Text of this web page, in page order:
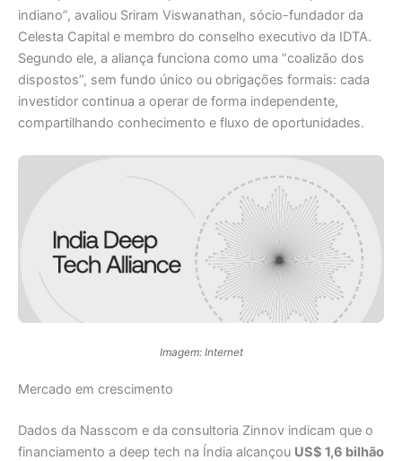
indiano”, avaliou Sriram Viswanathan, sócio-fundador da
Celesta Capital e membro do conselho executivo da IDTA.
Segundo ele, a aliança funciona como uma “coalizão dos
dispostos”, sem fundo único ou obrigações formais: cada
investidor continua a operar de forma independente,
compartilhando conhecimento e fluxo de oportunidades.
Imagem: Internet
Mercado em crescimento
Dados da Nasscom e da consultoria Zinnov indicam que o
financiamento a deep tech na Índia alcançou US$ 1,6 bilhão